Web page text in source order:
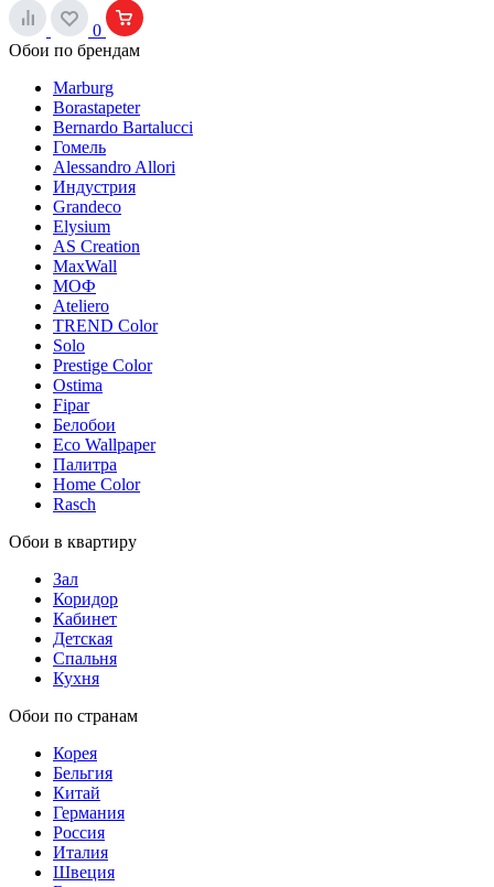
0
Обои по брендам
Marburg
Borastapeter
Bernardo Bartalucci
Гомель
Alessandro Allori
Индустрия
Grandeco
Elysium
AS Creation
MaxWall
МОФ
Ateliero
TREND Color
Solo
Prestige Color
Ostima
Fipar
Белобои
Eco Wallpaper
Палитра
Home Color
Rasch
Обои в квартиру
Зал
Коридор
Кабинет
Детская
Спальня
Кухня
Обои по странам
Корея
Бельгия
Китай
Германия
Россия
Италия
Швеция